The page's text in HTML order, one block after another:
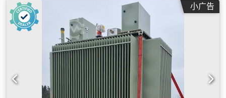
小广告